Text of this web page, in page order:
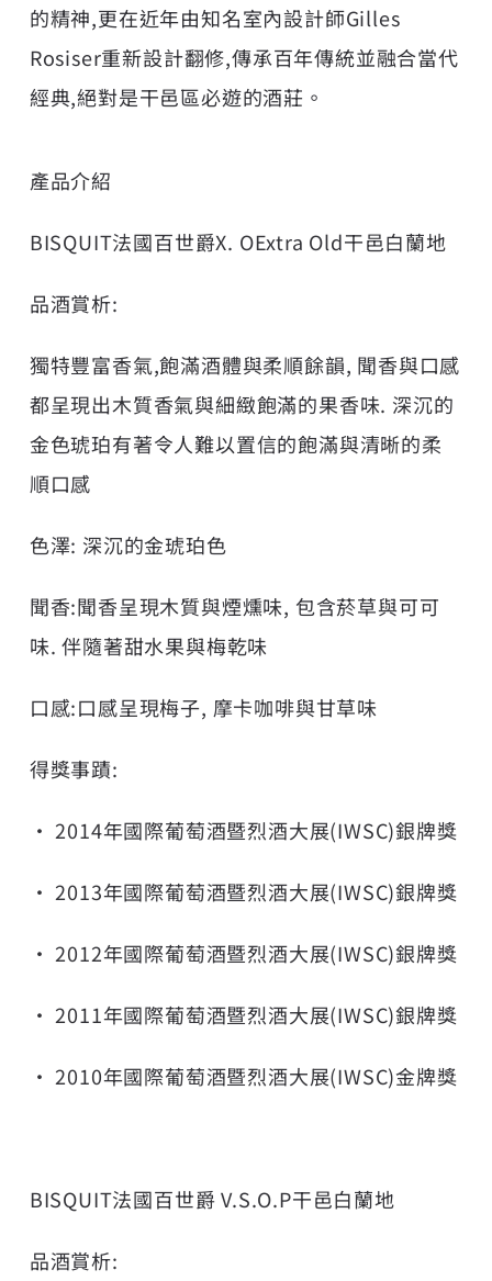
的精神,更在近年由知名室內設計師Gilles
Rosiser重新設計翻修,傳承百年傳統並融合當代
經典,絕對是干邑區必遊的酒莊。
產品介紹
BISQUIT法國百世爵X. OExtra Old干邑白蘭地
品酒賞析:
獨特豐富香氣,飽滿酒體與柔順餘韻, 聞香與口感
都呈現出木質香氣與細緻飽滿的果香味. 深沉的
金色琥珀有著令人難以置信的飽滿與清晰的柔
順口感
色澤: 深沉的金琥珀色
聞香:聞香呈現木質與煙燻味, 包含菸草與可可
味. 伴隨著甜水果與梅乾味
口感:口感呈現梅子, 摩卡咖啡與甘草味
得獎事蹟:
• 2014年國際葡萄酒暨烈酒大展(IWSC)銀牌獎
• 2013年國際葡萄酒暨烈酒大展(IWSC)銀牌獎
• 2012年國際葡萄酒暨烈酒大展(IWSC)銀牌獎
• 2011年國際葡萄酒暨烈酒大展(IWSC)銀牌獎
• 2010年國際葡萄酒暨烈酒大展(IWSC)金牌獎
BISQUIT法國百世爵 V.S.O.P干邑白蘭地
品酒賞析: